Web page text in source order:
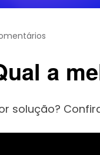
a
solução?